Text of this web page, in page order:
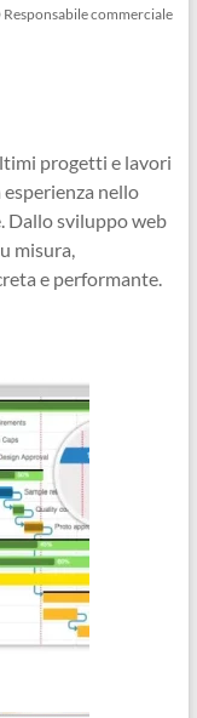
Responsabile commerciale
progetti e lavori
nello
Dallo sviluppo web
misura,
e performante.